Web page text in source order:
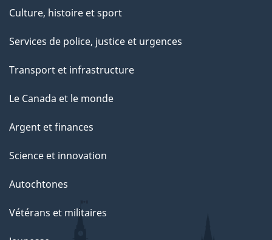
Culture, histoire et sport
Services de police, justice et urgences
Transport et infrastructure
Le Canada et le monde
Argent et finances
Science et innovation
Autochtones
Vétérans et militaires